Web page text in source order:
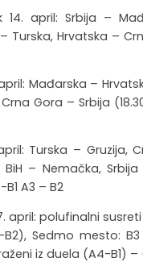
14. april: Srbija –
Turska, Hrvatska –
Mađarska –
Gora – Srbija
Turska – Gruzija,
BiH – Nemačka,
A3 – B2
april: polufinalni susreti
B2),Sedmo mesto:
iz duela (A4-B1) –